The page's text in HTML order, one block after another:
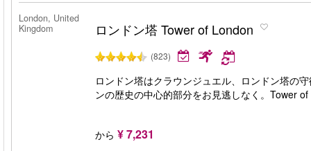
London, United
Kingdom
ロンドン塔 Tower of London
(823)
ロンドン塔はクラウンジュエル、ロンドン塔の
ンの歴史の中心的部分をお見逃しなく。Tower
から ¥ 7,231